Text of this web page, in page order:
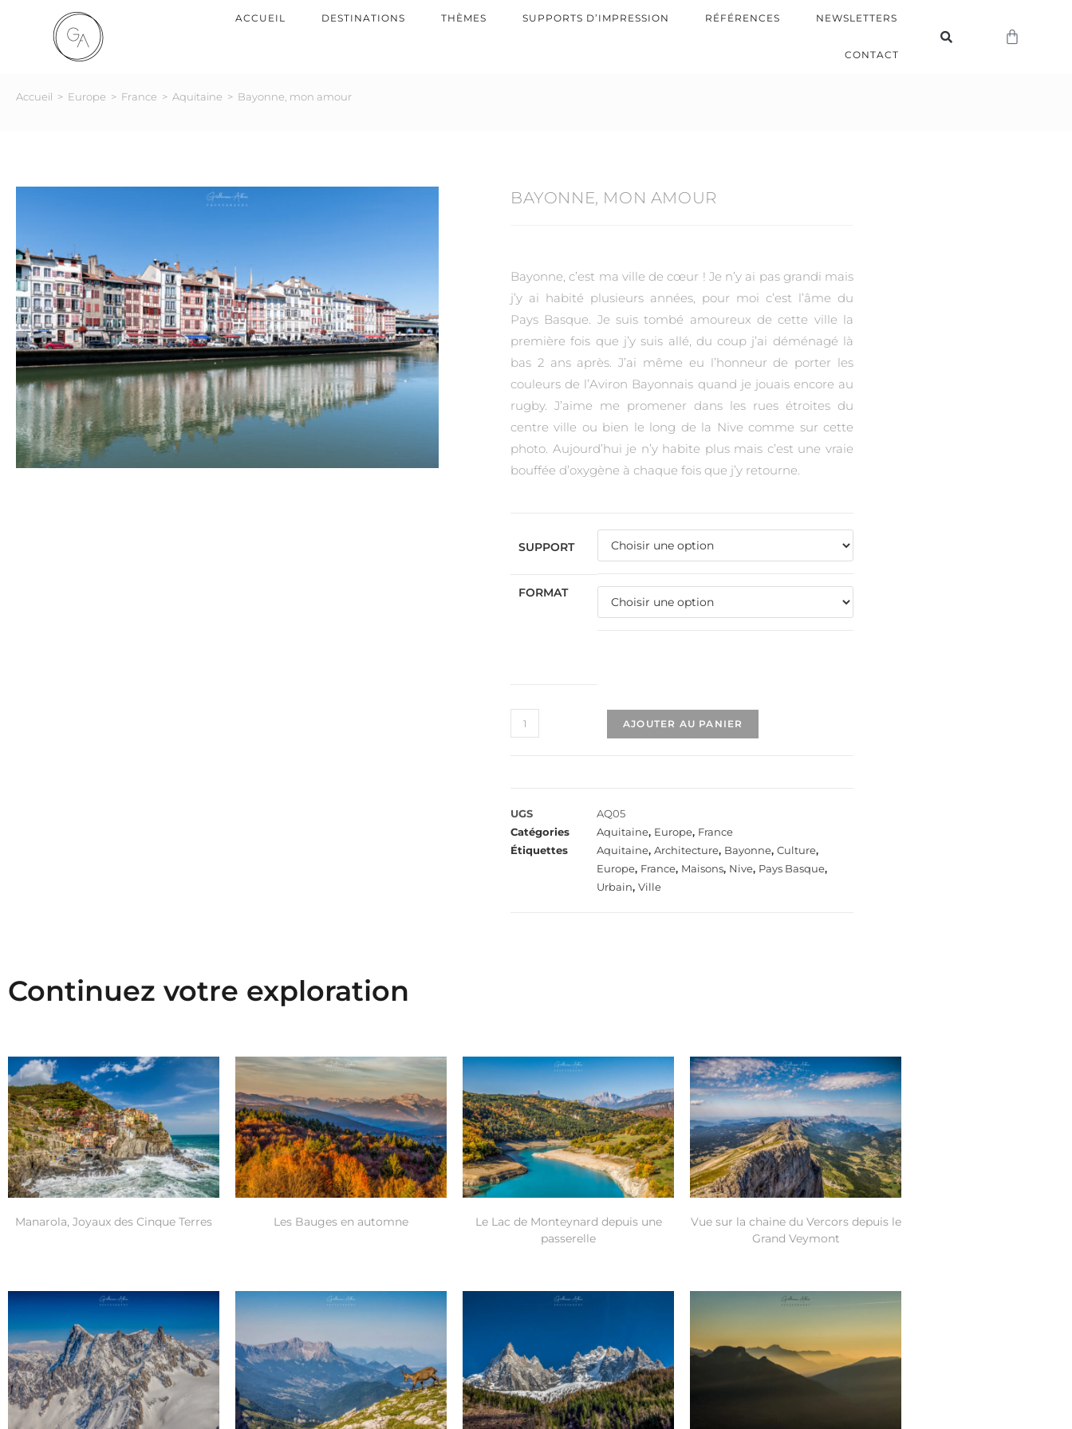
ACCUEIL DESTINATIONS THÈMES SUPPORTS D’IMPRESSION RÉFÉRENCES NEWSLETTERS
CONTACT
Accueil > Europe > France > Aquitaine > Bayonne, mon amour
BAYONNE, MON AMOUR
Bayonne, c’est ma ville de cœur ! Je n’y ai pas grandi mais
j’y ai habité plusieurs années, pour moi c’est l’âme du
Pays Basque. Je suis tombé amoureux de cette ville la
première fois que j’y suis allé, du coup j’ai déménagé là
bas 2 ans après. J’ai même eu l’honneur de porter les
couleurs de l’Aviron Bayonnais quand je jouais encore au
rugby. J’aime me promener dans les rues étroites du
centre ville ou bien le long de la Nive comme sur cette
photo. Aujourd’hui je n’y habite plus mais c’est une vraie
bouffée d’oxygène à chaque fois que j’y retourne.
SUPPORT
FORMAT
AJOUTER AU PANIER
UGS
AQ05
Catégories
Aquitaine, Europe, France
Étiquettes
Aquitaine, Architecture, Bayonne, Culture,
Europe, France, Maisons, Nive, Pays Basque,
Urbain, Ville
Continuez votre exploration
Manarola, Joyaux des Cinque Terres Les Bauges en automne
Le Lac de Monteynard depuis une
passerelle
Vue sur la chaine du Vercors depuis le
Grand Veymont